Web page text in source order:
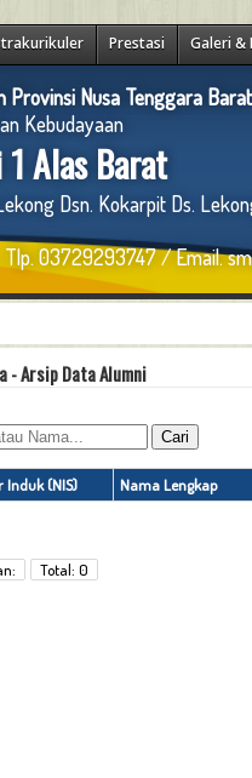
Prestasi Galeri &
Provinsi Nusa Tenggara Barat
Kebudayaan
Alas Barat
Dsn. Kokarpit Ds.
03729293747 / Email.
- Arsip Data Alumni
Induk (NIS) Nama Lengkap
Total: 0